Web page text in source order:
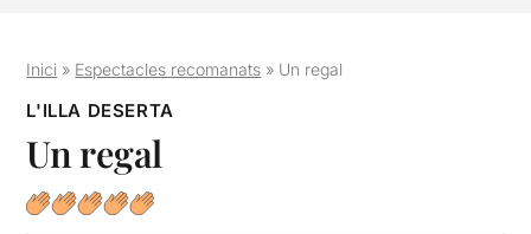
Inici » Espectacles recomanats » Un regal
L'ILLA DESERTA
Un regal